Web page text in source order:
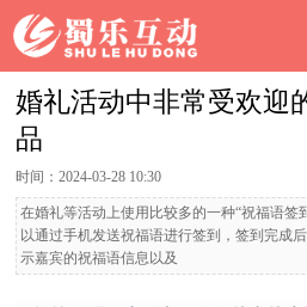
婚礼活动中非常受欢迎
品
时间：2024-03-28 10:30
在婚礼等活动上使用比较多的一种“祝福语签
以通过手机发送祝福语进行签到，签到完成
示嘉宾的祝福语信息以及